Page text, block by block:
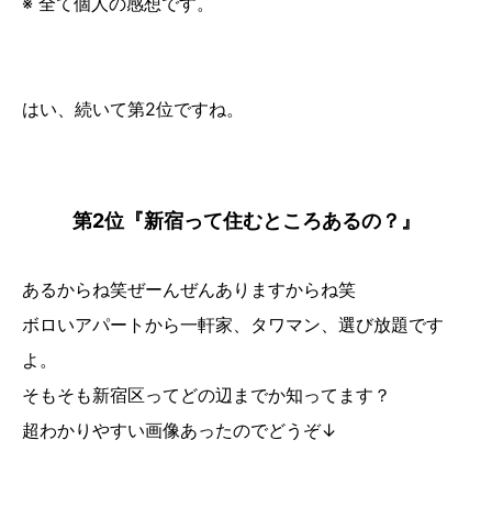
はい、続いて第2位ですね。
第2位『新宿って住むところあるの？』
あるからね笑ぜーんぜんありますからね笑
ボロいアパートから一軒家、タワマン、選び放題です
よ。
そもそも新宿区ってどの辺までか知ってます？
超わかりやすい画像あったのでどうぞ↓